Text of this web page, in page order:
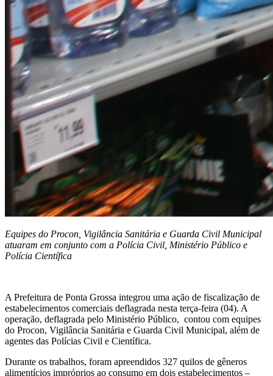
Equipes do Procon, Vigilância Sanitária e Guarda Civil Municipal
atuaram em conjunto com a Polícia Civil, Ministério Público e
Polícia Científica
A Prefeitura de Ponta Grossa integrou uma ação de fiscalização de
estabelecimentos comerciais deflagrada nesta terça-feira (04). A
operação, deflagrada pelo Ministério Público, contou com equipes
do Procon, Vigilância Sanitária e Guarda Civil Municipal, além de
agentes das Polícias Civil e Científica.
Durante os trabalhos, foram apreendidos 327 quilos de gêneros
alimentícios impróprios ao consumo em dois estabelecimentos –